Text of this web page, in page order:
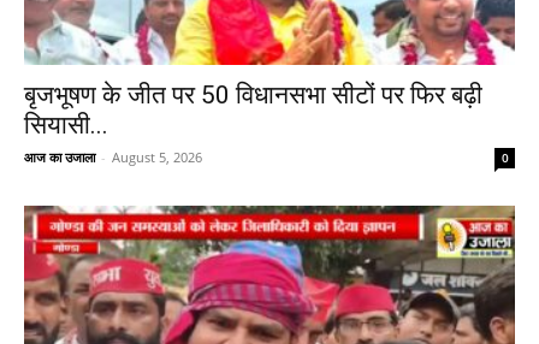
बृजभूषण के जीत पर 50 विधानसभा सीटों पर फिर बढ़ी
सियासी...
आज का उजाला - August 5, 2026 0